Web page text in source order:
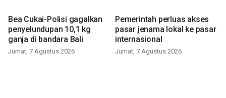
Bea Cukai-Polisi gagalkan
penyelundupan 10,1 kg
ganja di bandara Bali
Jumat, 7 Agustus 2026
Pemerintah perluas akses
pasar jenama lokal ke pasar
internasional
Jumat, 7 Agustus 2026